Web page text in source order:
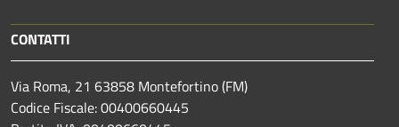
CONTATTI
Via Roma, 21 63858 Montefortino (FM)
Codice Fiscale: 00400660445